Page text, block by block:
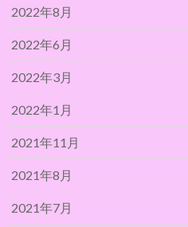
2022年8月
2022年6月
2022年3月
2022年1月
2021年11月
2021年8月
2021年7月